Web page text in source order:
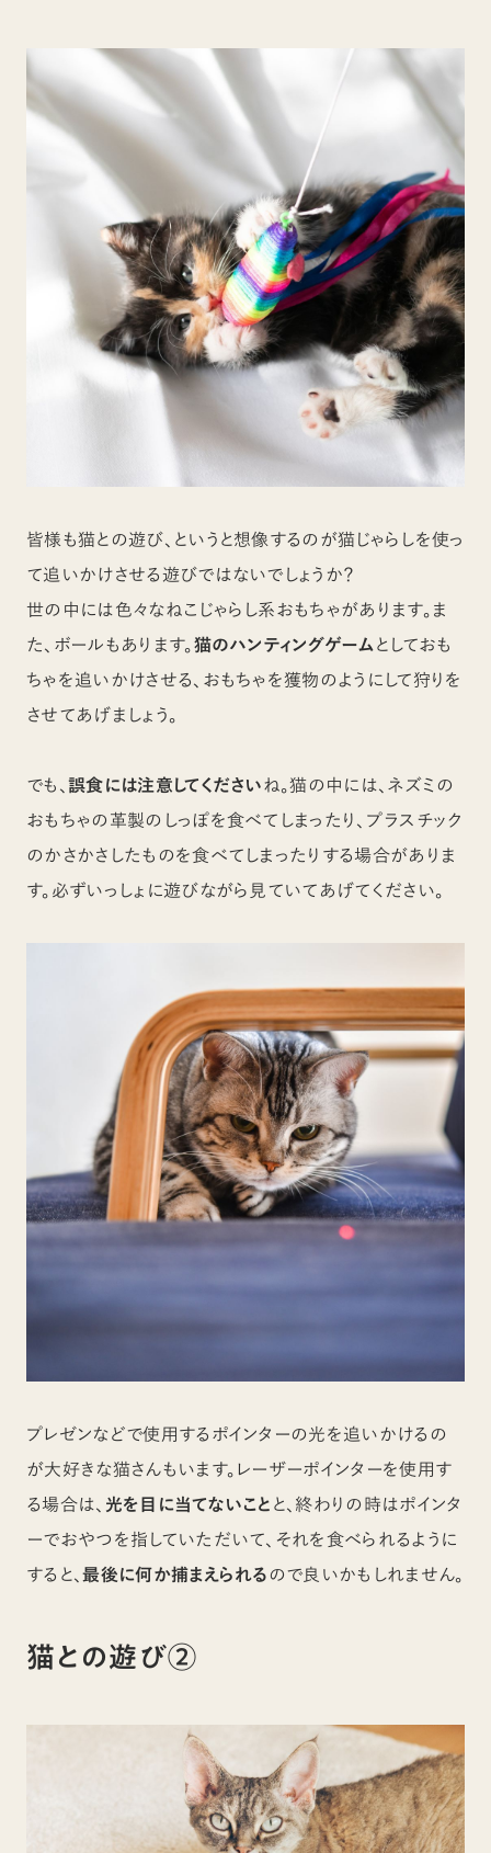
皆様も猫との遊び、というと想像するのが猫じゃらしを使っ
て追いかけさせる遊びではないでしょうか？
世の中には色々なねこじゃらし系おもちゃがあります。ま
た、ボールもあります。 猫のハンティングゲーム としておも
ちゃを追いかけさせる、おもちゃを獲物のようにして狩りを
させてあげましょう。
でも、 誤食には注意してくださいね。猫の中には、ネズミの
おもちゃの革製のしっぽを食べてしまったり、プラスチック
のかさかさしたものを食べてしまったりする場合がありま
す。必ずいっしょに遊びながら見ていてあげてください。
プレゼンなどで使用するポインターの光を追いかけるの
が大好きな猫さんもいます。レーザーポインターを使用す
る場合は、 光を目に当てないこと と、終わりの時はポインタ
ーでおやつを指していただいて、それを食べられるように
すると、最後に何か捕まえられるので良いかもしれません。
猫との遊び②